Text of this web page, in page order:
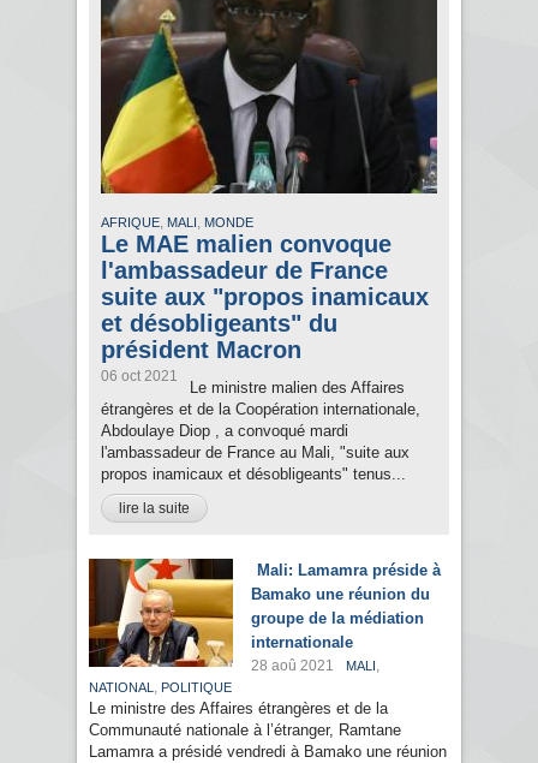
AFRIQUE, MALI , MONDE
Le MAE malien convoque
l'ambassadeur de France
suite aux "propos inamicaux
et désobligeants" du
président Macron
06 oct 2021
Le ministre malien des Affaires
étrangères et de la Coopération internationale,
Abdoulaye Diop , a convoqué mardi
l'ambassadeur de France au Mali, "suite aux
propos inamicaux et désobligeants" tenus...
lire la suite
Mali: Lamamra préside à
Bamako une réunion du
groupe de la médiation
internationale
28 aoû 2021 MALI ,
NATIONAL , POLITIQUE
Le ministre des Affaires étrangères et de la
Communauté nationale à l’étranger, Ramtane
Lamamra a présidé vendredi à Bamako une réunion